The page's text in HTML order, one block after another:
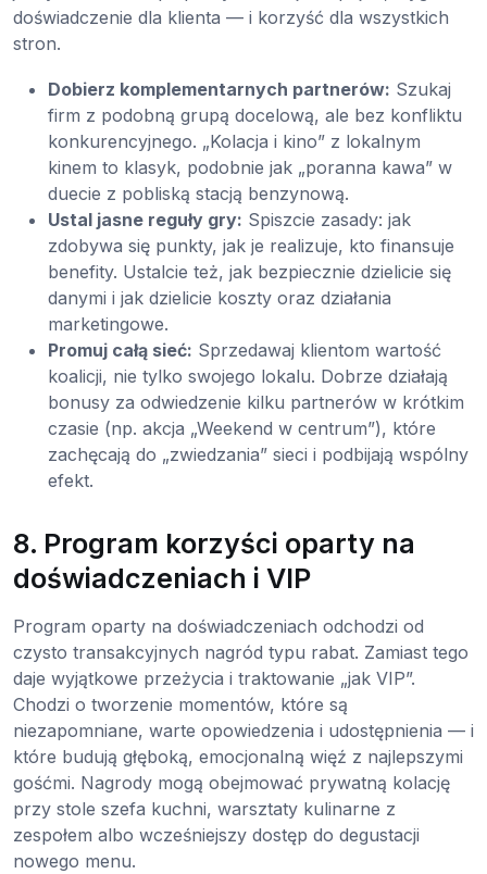
doświadczenie dla klienta — i korzyść dla wszystkich
stron.
Dobierz komplementarnych partnerów: Szukaj
firm z podobną grupą docelową, ale bez konfliktu
konkurencyjnego. „Kolacja i kino” z lokalnym
kinem to klasyk, podobnie jak „poranna kawa” w
duecie z pobliską stacją benzynową.
Ustal jasne reguły gry: Spiszcie zasady: jak
zdobywa się punkty, jak je realizuje, kto finansuje
benefity. Ustalcie też, jak bezpiecznie dzielicie się
danymi i jak dzielicie koszty oraz działania
marketingowe.
Promuj całą sieć: Sprzedawaj klientom wartość
koalicji, nie tylko swojego lokalu. Dobrze działają
bonusy za odwiedzenie kilku partnerów w krótkim
czasie (np. akcja „Weekend w centrum”), które
zachęcają do „zwiedzania” sieci i podbijają wspólny
efekt.
8. Program korzyści oparty na
doświadczeniach i VIP
Program oparty na doświadczeniach odchodzi od
czysto transakcyjnych nagród typu rabat. Zamiast tego
daje wyjątkowe przeżycia i traktowanie „jak VIP”.
Chodzi o tworzenie momentów, które są
niezapomniane, warte opowiedzenia i udostępnienia — i
które budują głęboką, emocjonalną więź z najlepszymi
gośćmi. Nagrody mogą obejmować prywatną kolację
przy stole szefa kuchni, warsztaty kulinarne z
zespołem albo wcześniejszy dostęp do degustacji
nowego menu.